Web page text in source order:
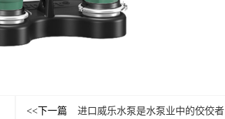
<<下一篇 进口威乐水泵是水泵业中的佼佼者